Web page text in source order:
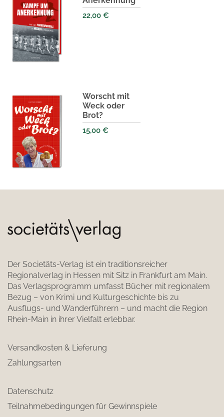
22,00 €
Worscht mit
Weck oder
Brot?
15,00 €
Der Societäts-Verlag ist ein traditionsreicher
Regionalverlag in Hessen mit Sitz in Frankfurt am Main.
Das Verlagsprogramm umfasst Bücher mit regionalem
Bezug – von Krimi und Kulturgeschichte bis zu
Ausflugs- und Wanderführern – und macht die Region
Rhein-Main in ihrer Vielfalt erlebbar.
Versandkosten & Lieferung
Zahlungsarten
Datenschutz
Teilnahmebedingungen für Gewinnspiele